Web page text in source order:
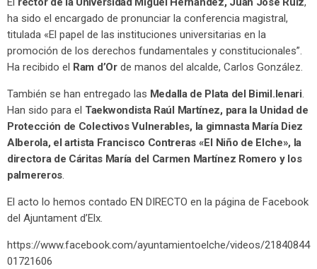
ha sido el encargado de pronunciar la conferencia magistral,
titulada «El papel de las instituciones universitarias en la
promoción de los derechos fundamentales y constitucionales”.
Ha recibido el Ram d’Orde manos del alcalde, Carlos González.
También se han entregado las Medalla de Plata del Bimil.lenari
Han sido para el Taekwondista Raúl Martínez, para la Unidad de
Protección de Colectivos Vulnerables, la gimnasta María Diez
Alberola, el artista Francisco Contreras «El Niño de Elche», la
directora de Cáritas María del Carmen Martínez Romero y los
palmereros
El acto lo hemos contado EN DIRECTO en la página de Facebook
del Ajuntament d’Elx.
https://www.facebook.com/ayuntamientoelche/videos/21840844
01721606